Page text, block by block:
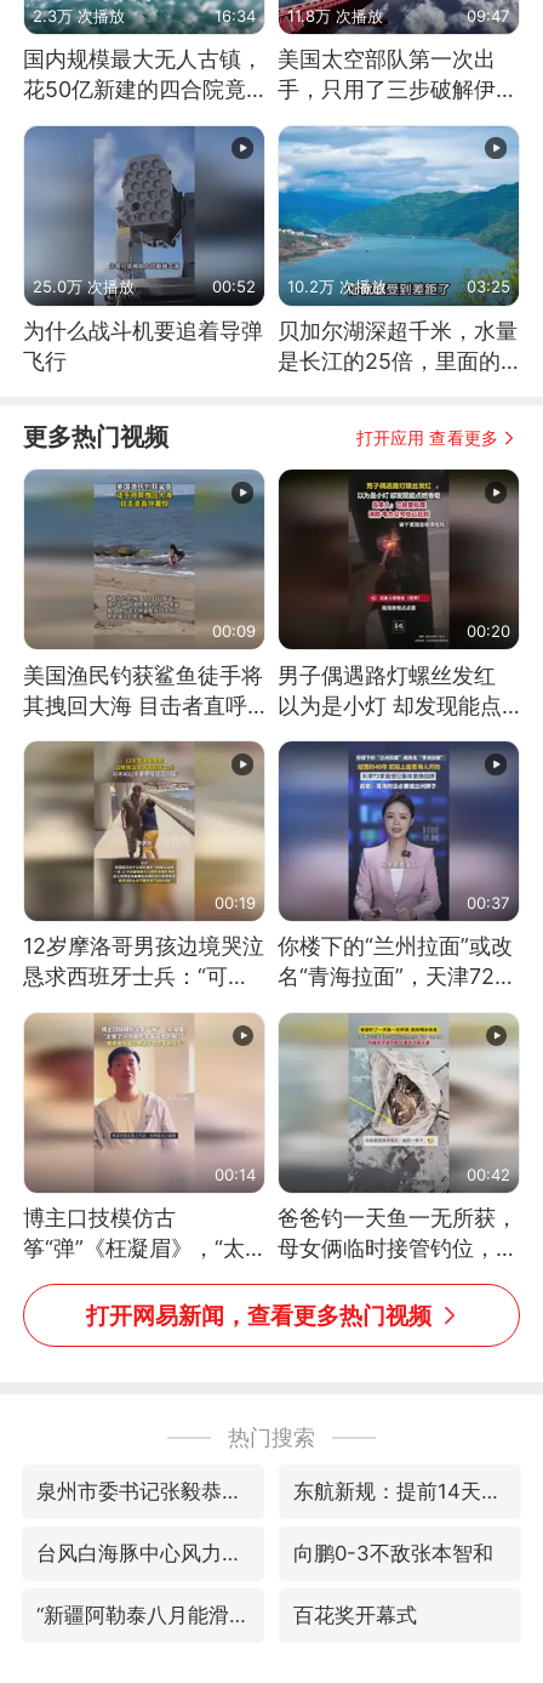
2.3万 次播放 16:34
国内规模最大无人古镇，
花50亿新建的四合院竟
11.8万 次播放 09:47
美国太空部队第一次出
手，只用了三步破解伊朗
25.0万 次播放 00:52
为什么战斗机要追着导弹
飞行
10.2万 次播放 03:25
贝加尔湖深超千米，水量
是长江的25倍，里面的
更多热门视频 打开应用 查看更多
00:09
美国渔民钓获鲨鱼徒手将
其拽回大海 目击者直呼
震惊 （视频来源：参考
消息）
00:20
男子偶遇路灯螺丝发红
以为是小灯 却发现能点
燃香烟 当事人：已报警
处理
00:19
12岁摩洛哥男孩边境哭泣
恳求西班牙士兵：“可不
可以不要把我遣返回国”
00:37
你楼下的“兰州拉面”或改
名“青海拉面”，天津72家
面馆已集体更换招牌
00:14
博主口技模仿古
筝“弹”《枉凝眉》，“太
像了～你是吃古筝长大的
吗？”“或将成为首位考级
不带古筝的选手。”（来
00:42
爸爸钓一天鱼一无所获，
母女俩临时接管钓位，用
玩具鱼竿钓上大鱼
打开网易新闻，查看更多热门视频
热门搜索
泉州市委书记张毅恭被查 东航新规：提前14天可免费退改签
台风白海豚中心风力增强 向鹏0-3不敌张本智和
“新疆阿勒泰八月能滑雪”不实 百花奖开幕式